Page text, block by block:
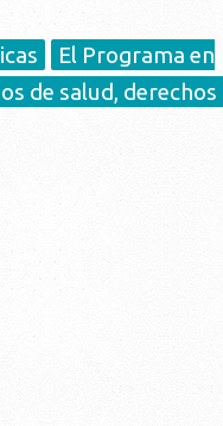
El Programa en
de salud,